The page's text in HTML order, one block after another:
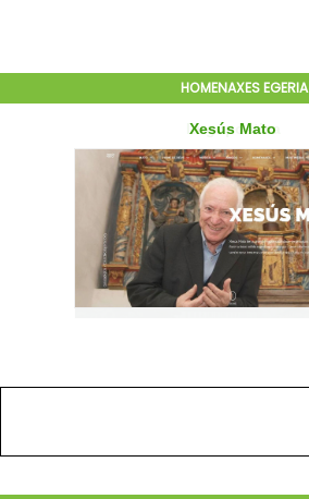
HOMENAXES EGERIA